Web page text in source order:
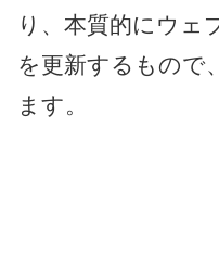
り、本質的にウェ
を更新するもので
ます。